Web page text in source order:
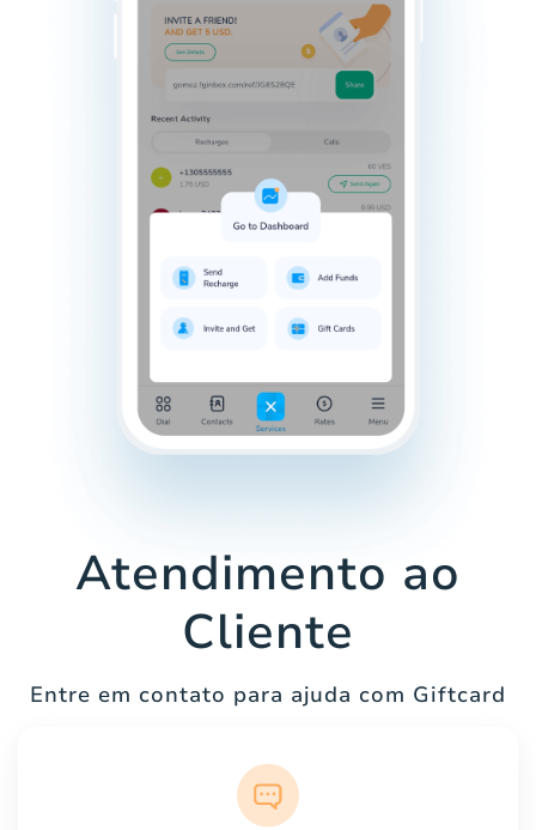
Atendimento ao
Cliente
Entre em contato para ajuda com Giftcard